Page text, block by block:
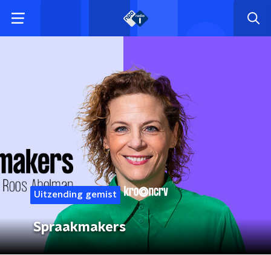
Uitzending gemist
Spraakmakers